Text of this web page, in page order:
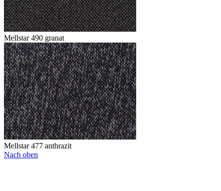
Mellstar 490 granat
Mellstar 477 anthrazit
Nach oben